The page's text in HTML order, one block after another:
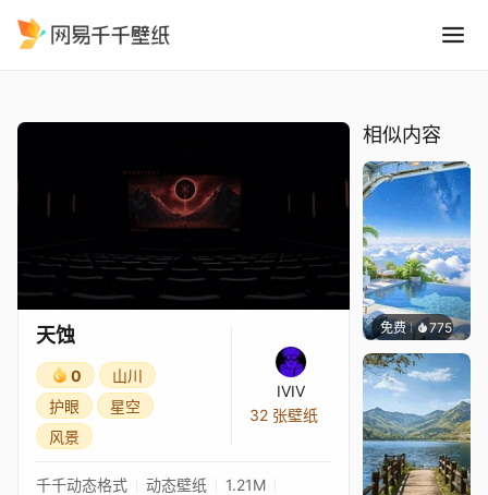
天蚀
0
山川
护眼
星空
风景
IVIV
32 张壁纸
千千动态格式 动态壁纸
1.21M
相似内容
免费 775豆子